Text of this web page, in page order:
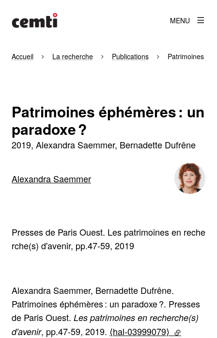
MENU
Accueil La recherche Publications Patrimoines
Patrimoines éphémères : un
paradoxe ?
2019 Alexandra Saemmer, Bernadette Dufrêne
Alexandra Saemmer
Presses de Paris Ouest. Les patrimoines en reche
rche(s) d'avenir, pp.47-59, 2019
Alexandra Saemmer, Bernadette Dufrêne.
Patrimoines éphémères : un paradoxe ?. Presses
de Paris Ouest. Les patrimoines en recherche(s)
d'avenir, pp.47-59, 2019. ⟨hal-03999079⟩ (lien